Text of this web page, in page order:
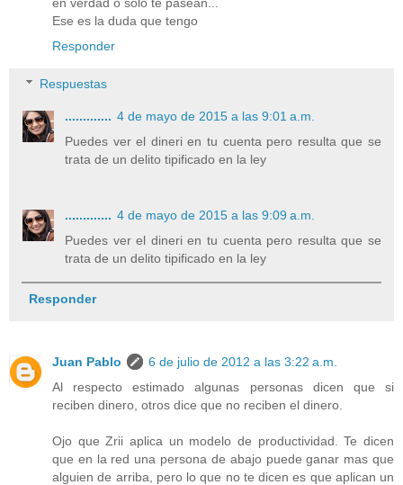
en verdad o solo te pasean...
Ese es la duda que tengo
Responder
Respuestas
............. 4 de mayo de 2015 a las 9:01 a.m.
Puedes ver el dineri en tu cuenta pero resulta que se
trata de un delito tipificado en la ley
............. 4 de mayo de 2015 a las 9:09 a.m.
Puedes ver el dineri en tu cuenta pero resulta que se
trata de un delito tipificado en la ley
Responder
Juan Pablo
6 de julio de 2012 a las 3:22 a.m.
Al respecto estimado algunas personas dicen que si
reciben dinero, otros dice que no reciben el dinero.
Ojo que Zrii aplica un modelo de productividad. Te dicen
que en la red una persona de abajo puede ganar mas que
alguien de arriba, pero lo que no te dicen es que aplican un